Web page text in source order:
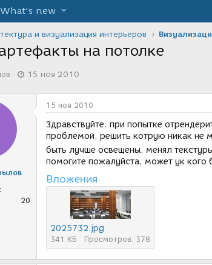
What's new
и визуализация интерьеров
на потолке
а
15 ноя 2010
20
15 ноя 2010
Здравствуйте. при попытке
проблемой, решить котрую никак не
быть лучше освещены. менял
помогите пожалуйста, может ук кого
Вложения
2025732.jpg
341 КБ Просмотров: 378